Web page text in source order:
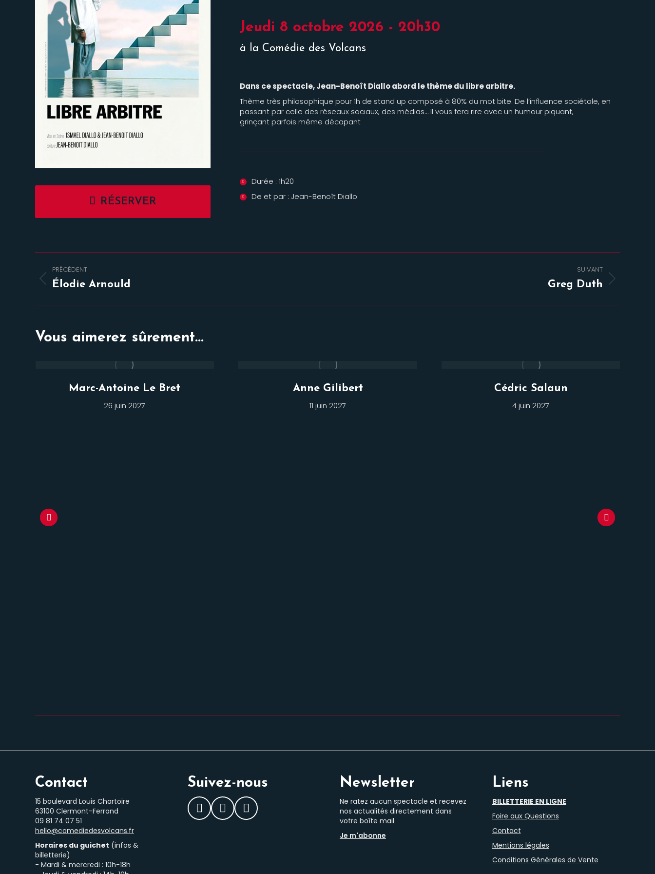
RÉSERVER
Jeudi 8 octobre 2026 - 20h30
à la Comédie des Volcans
Dans ce spectacle, Jean-Benoît Diallo abord le thème du libre arbitre.
Thème très philosophique pour 1h de stand up composé à 80% du mot bite. De l’influence sociétale, en
passant par celle des réseaux sociaux, des médias… Il vous fera rire avec un humour piquant,
grinçant parfois même décapant
Durée : 1h20
De et par : Jean-Benoît Diallo
Navigation
de
commentaire
PRÉCÉDENT
Onglet
Élodie Arnould
SUIVANT
Greg Duth
Vous aimerez sûrement...
Marc-Antoine Le Bret
26 juin 2027
Anne Gilibert
11 juin 2027
Cédric Salaun
4 juin 2027
Contact
15 boulevard Louis Chartoire
63100 Clermont-Ferrand
‭09 81 74 07 51‬
hello@comediedesvolcans.fr
Horaires du guichet (infos &
billetterie)
- Mardi & mercredi : 10h-18h
Suivez-nous
Facebook
InstagramLinkedIn
Newsletter
Ne ratez aucun spectacle et recevez
nos actualités directement dans
votre boîte mail
Je m'abonne
Liens
BILLETTERIE EN LIGNE
Foire aux Questions
Contact
Mentions légales
Conditions Générales de Vente